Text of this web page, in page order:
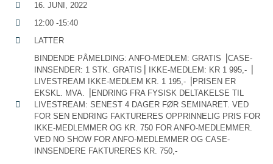
16. JUNI, 2022
12:00 -15:40
LATTER
BINDENDE PÅMELDING: ANFO-MEDLEM: GRATIS ⎟CASE-
INNSENDER: 1 STK. GRATIS⎟ IKKE-MEDLEM: KR 1 995,- ⎟
LIVESTREAM IKKE-MEDLEM KR. 1 195,- ⎟PRISEN ER
EKSKL. MVA. ⎟ENDRING FRA FYSISK DELTAKELSE TIL
LIVESTREAM: SENEST 4 DAGER FØR SEMINARET. VED
FOR SEN ENDRING FAKTURERES OPPRINNELIG PRIS FOR
IKKE-MEDLEMMER OG KR. 750 FOR ANFO-MEDLEMMER.
VED NO SHOW FOR ANFO-MEDLEMMER OG CASE-
INNSENDERE FAKTURERES KR. 750,-